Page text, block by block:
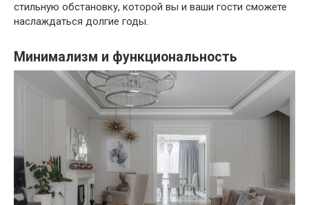
стильную обстановку, которой вы и ваши гости сможете
наслаждаться долгие годы.
Минимализм и функциональность